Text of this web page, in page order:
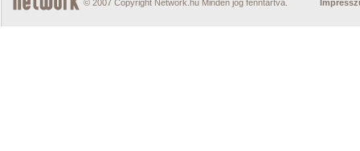
© 2007 Copyright Network.hu Minden jog fenntartva.